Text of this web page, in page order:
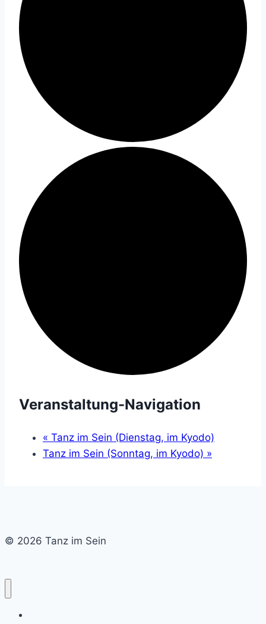
Veranstaltung-Navigation
« Tanz im Sein (Dienstag, im Kyodo)
Tanz im Sein (Sonntag, im Kyodo) »
© 2026 Tanz im Sein